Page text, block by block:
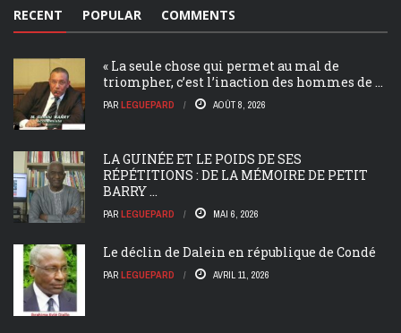
RECENT POPULAR COMMENTS
« La seule chose qui permet au mal de
triompher, c’est l’inaction des hommes de ...
PAR LEGUEPARD AOÛT 8, 2026
LA GUINÉE ET LE POIDS DE SES
RÉPÉTITIONS : DE LA MÉMOIRE DE PETIT
BARRY ...
PAR LEGUEPARD MAI 6, 2026
Le déclin de Dalein en république de Condé
PAR LEGUEPARD AVRIL 11, 2026